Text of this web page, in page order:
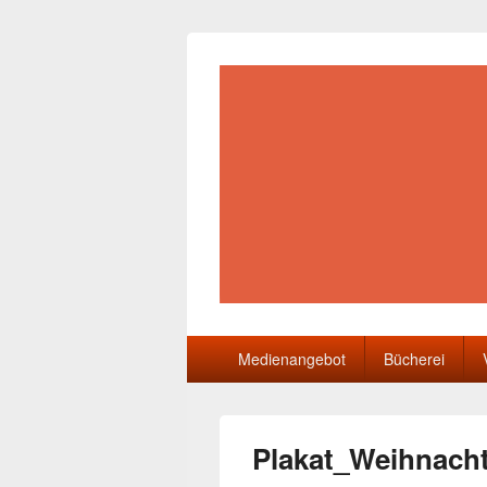
Primäres
Menü Medienangebot Bücherei